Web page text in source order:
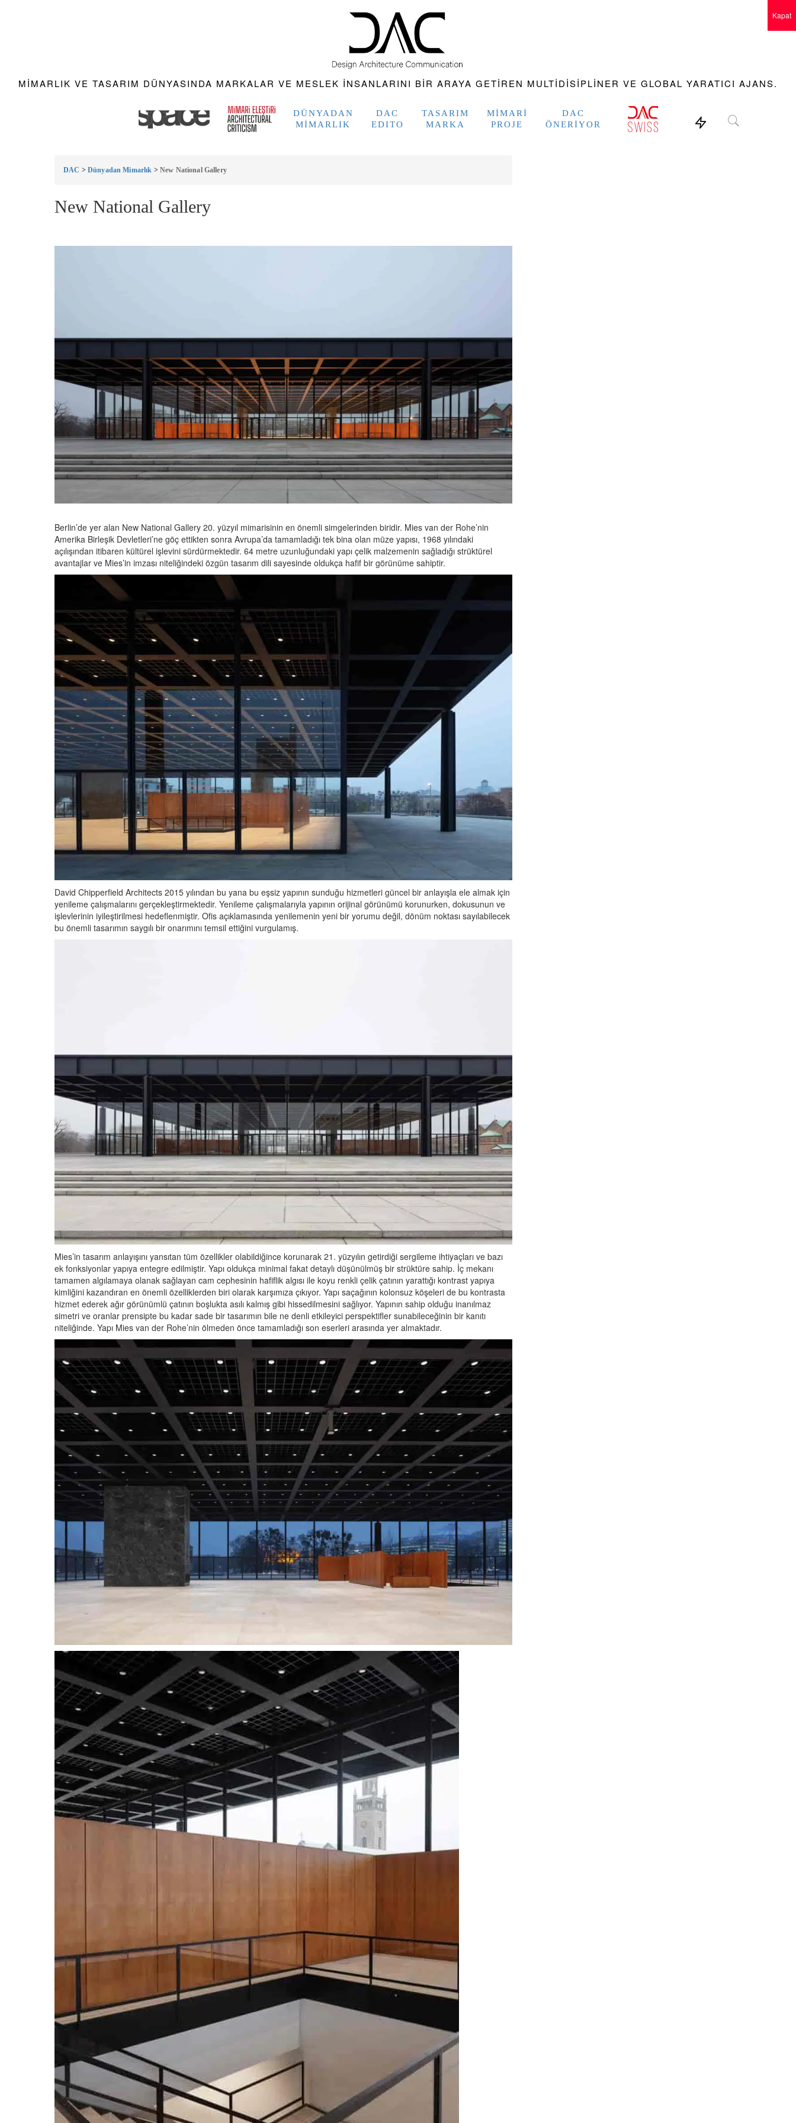
MIMARLIK VE TASARIM DÜNYASINDA MARKALAR VE MESLEK INSANLARINI BIR ARAYA GETIREN MULTIDISIPLINER VE GLOBAL YARATICI AJANS.
DÜNYADAN
MIMARLIK
DAC
EDITO
TASARIM
MARKA
MIMARI
PROJE
DAC
ÖNERIYOR
DAC > Dünyadan Mimarlık > New National Gallery
New National Gallery
Berlin’de yer alan New National Gallery 20. yüzyıl mimarisinin en önemli simgelerinden biridir. Mies van der Rohe’nin
Amerika Birleşik Devletleri’ne göç ettikten sonra Avrupa’da tamamladığı tek bina olan müze yapısı, 1968 yılındaki
açılışından itibaren kültürel işlevini sürdürmektedir. 64 metre uzunluğundaki yapı çelik malzemenin sağladığı strüktürel
avantajlar ve Mies’in imzası niteliğindeki özgün tasarım dili sayesinde oldukça hafif bir görünüme sahiptir.
David Chipperfield Architects 2015 yılından bu yana bu eşsiz yapının sunduğu hizmetleri güncel bir anlayışla ele almak için
yenileme çalışmalarını gerçekleştirmektedir. Yenileme çalışmalarıyla yapının orijinal görünümü korunurken, dokusunun ve
işlevlerinin iyileştirilmesi hedeflenmiştir. Ofis açıklamasında yenilemenin yeni bir yorumu değil, dönüm noktası sayılabilecek
bu önemli tasarımın saygılı bir onarımını temsil ettiğini vurgulamış.
Mies’in tasarım anlayışını yansıtan tüm özellikler olabildiğince korunarak 21. yüzyılın getirdiği sergileme ihtiyaçları ve bazı
ek fonksiyonlar yapıya entegre edilmiştir. Yapı oldukça minimal fakat detaylı düşünülmüş bir strüktüre sahip. İç mekanı
tamamen algılamaya olanak sağlayan cam cephesinin hafiflik algısı ile koyu renkli çelik çatının yarattığı kontrast yapıya
kimliğini kazandıran en önemli özelliklerden biri olarak karşımıza çıkıyor. Yapı saçağının kolonsuz köşeleri de bu kontrasta
hizmet ederek ağır görünümlü çatının boşlukta asılı kalmış gibi hissedilmesini sağlıyor. Yapının sahip olduğu inanılmaz
simetri ve oranlar prensipte bu kadar sade bir tasarımın bile ne denli etkileyici perspektifler sunabileceğinin bir kanıtı
niteliğinde. Yapı Mies van der Rohe’nin ölmeden önce tamamladığı son eserleri arasında yer almaktadır.
Kapat